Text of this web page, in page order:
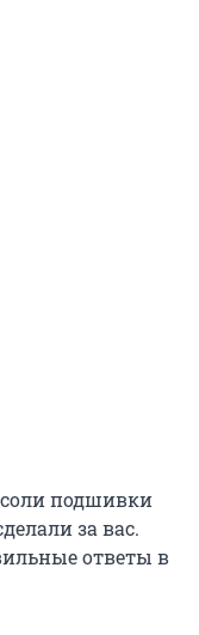
подшивки
за вас.
ответы в